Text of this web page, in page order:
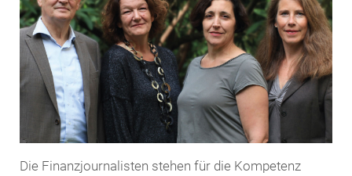
Die Finanzjournalisten stehen für die Kompetenz